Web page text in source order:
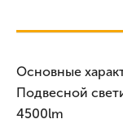
Основные
Подвесной
4500lm